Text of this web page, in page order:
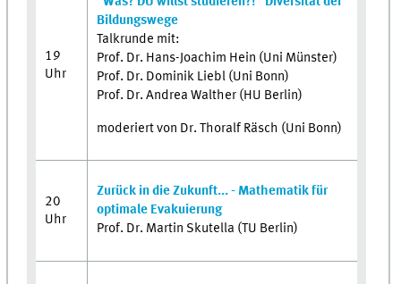
19
Uhr
Bildungswege
Talkrunde mit:
Prof. Dr. Hans-Joachim Hein (Uni Münster)
Prof. Dr. Dominik Liebl (Uni Bonn)
Prof. Dr. Andrea Walther (HU Berlin)
moderiert von Dr. Thoralf Räsch (Uni Bonn)
20
Uhr
Zurück in die Zukunft... - Mathematik für
optimale Evakuierung
Prof. Dr. Martin Skutella (TU Berlin)